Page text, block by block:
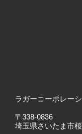
ラガーコーポレー
〒338-0836
埼玉県さいたま市